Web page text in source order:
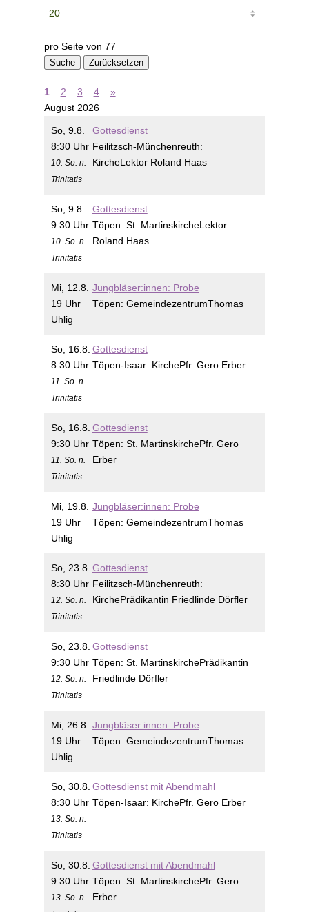
pro Seite von 77
Suche Zurücksetzen
1 2 3 4
»
August 2026
So, 9.8.
8:30 Uhr
10. So. n.
Trinitatis
Gottesdienst
Feilitzsch-Münchenreuth:
KircheLektor Roland Haas
So, 9.8.
9:30 Uhr
10. So. n.
Trinitatis
Gottesdienst
Töpen: St. MartinskircheLektor
Roland Haas
Mi, 12.8.
19 Uhr
Jungbläser:innen: Probe
Töpen: GemeindezentrumThomas
Uhlig
So, 16.8.
8:30 Uhr
11. So. n.
Trinitatis
Gottesdienst
Töpen-Isaar: KirchePfr. Gero Erber
So, 16.8.
9:30 Uhr
11. So. n.
Trinitatis
Gottesdienst
Töpen: St. MartinskirchePfr. Gero
Erber
Mi, 19.8.
19 Uhr
Jungbläser:innen: Probe
Töpen: GemeindezentrumThomas
Uhlig
So, 23.8.
8:30 Uhr
12. So. n.
Trinitatis
Gottesdienst
Feilitzsch-Münchenreuth:
KirchePrädikantin Friedlinde Dörfler
So, 23.8.
9:30 Uhr
12. So. n.
Trinitatis
Gottesdienst
Töpen: St. MartinskirchePrädikantin
Friedlinde Dörfler
Mi, 26.8.
19 Uhr
Jungbläser:innen: Probe
Töpen: GemeindezentrumThomas
Uhlig
So, 30.8.
8:30 Uhr
13. So. n.
Trinitatis
Gottesdienst mit Abendmahl
Töpen-Isaar: KirchePfr. Gero Erber
So, 30.8.
9:30 Uhr
13. So. n.
Gottesdienst mit Abendmahl
Töpen: St. MartinskirchePfr. Gero
Erber